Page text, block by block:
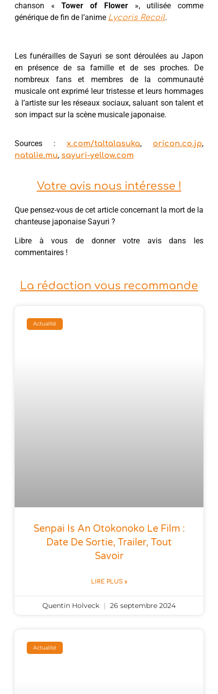
chanson «Tower of Flower», utilisée comme
générique de fin de l’anime Lycoris Recoil.
Les funérailles de Sayuri se sont déroulées au Japon
en présence de sa famille et de ses proches. De
nombreux fans et membres de la communauté
musicale ont exprimé leur tristesse et leurs hommages
à l’artiste sur les réseaux sociaux, saluant son talent et
son impact sur la scène musicale japonaise.
Sources : x.com/taltalasuka, oricon.co.jp,
natalie.mu, sayuri-yellow.com
Votre avis nous intéresse !
Que pensez-vous de cet article concernant la mort de la
chanteuse japonaise Sayuri ?
Libre à vous de donner votre avis dans les
commentaires !
La rédaction vous recommande
Actualité
Senpai Is An Otokonoko Le Film :
Date De Sortie, Trailer, Tout
Savoir
LIRE PLUS »
Quentin Holveck 26 septembre 2024
Actualité